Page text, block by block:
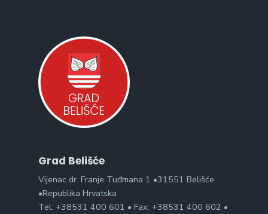
Grad Belišće
Vijenac dr. Franje Tuđmana 1 •31551 Belišće
•Republika Hrvatska
Tel: +38531 400 601 • Fax: +38531 400 602 •